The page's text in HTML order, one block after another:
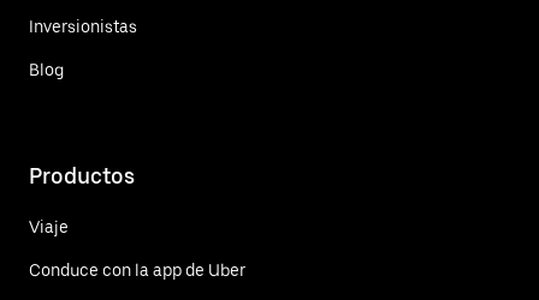
Inversionistas
Blog
Productos
Viaje
Conduce con la app de Uber